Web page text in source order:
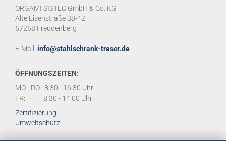
ORGAMI SISTEC GmbH & Co. KG
Alte Eisenstraße 38-42
57258 Freudenberg
E-Mail: info@stahlschrank-tresor.de
ÖFFNUNGSZEITEN:
MO - DO: 8:30 - 16:30 Uhr
FR: 8:30 - 14:00 Uhr
Zertifizierung
Umweltschutz